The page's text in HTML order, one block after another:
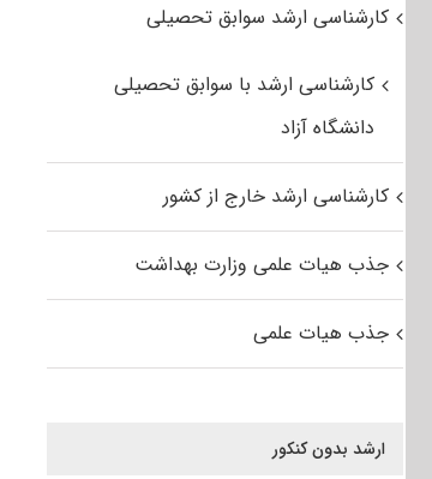
کارشناسی ارشد سوابق تحصیلی
کارشناسی ارشد با سوابق تحصیلی
دانشگاه آزاد
کارشناسی ارشد خارج از کشور
جذب هیات علمی وزارت بهداشت
جذب هیات علمی
ارشد بدون کنکور